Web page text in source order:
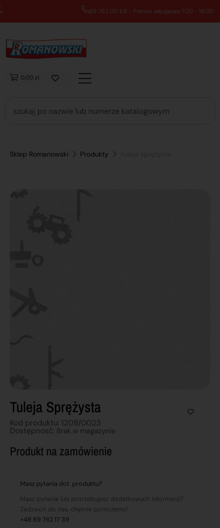
89 762 00 69 - Pomoc zakupowa 7:00 - 16:00
0,00 zł
Sklep Romanowski Produkty
Tuleja Sprężysta
Kod produktu: 1208/0023
Dostępnosć: Brak w magazynie
Produkt na zamówienie
Masz pytania dot. produktu?
Masz pytania lub potrzebujesz dodatkowych informacji?
Zadzwoń do nas, chętnie pomożemy!
+48 89 762 17 39